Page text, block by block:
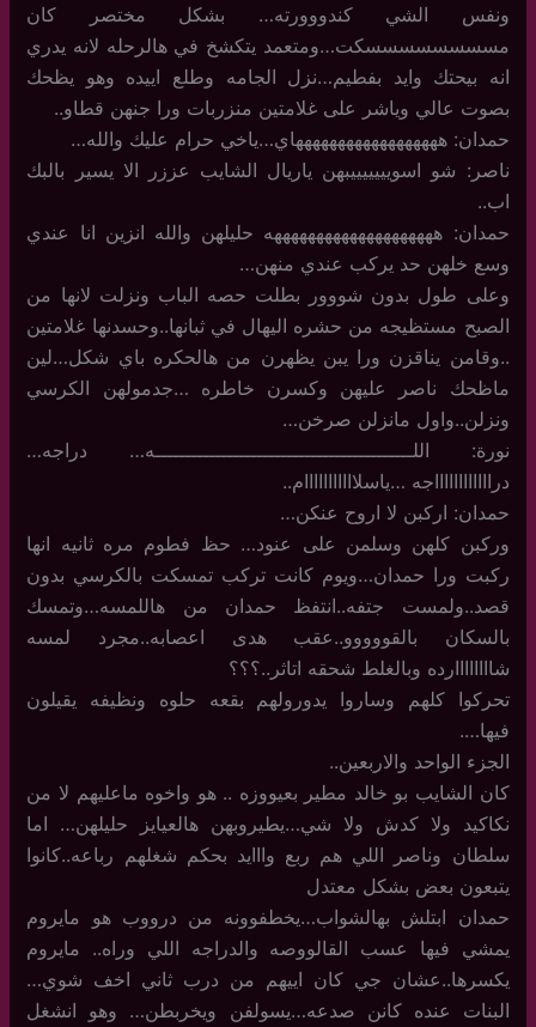
ونفس الشي كندووورته… بشكل مختصر كان
مسسسسسسسسكت…ومتعمد يتكشخ في هالرحله لانه يدري
انه بيحتك وايد بفطيم…نزل الجامه وطلع اييده وهو يظحك
بصوت عالي وياشر على غلامتين منزربات ورا جنهن قطاو..
حمدان: ههههههههههههههههههاي…ياخي حرام عليك والله…
ناصر: شو اسويييييييبهن ياريال الشايب عززر الا يسير بالبك
اب..
حمدان: ههههههههههههههههههههه حليلهن والله انزين انا عندي
وسع خلهن حد يركب عندي منهن…
وعلى طول بدون شووور بطلت حصه الباب ونزلت لانها من
الصبح مستظيجه من حشره اليهال في ثبانها..وحسدنها غلامتين
..وقامن يناقزن ورا يبن يظهرن من هالحكره باي شكل…لين
ماظحك ناصر عليهن وكسرن خاطره …جدمولهن الكرسي
ونزلن..واول مانزلن صرخن…
نورة: اللـــــــــــــــــــــــــــــــــــــــــــه… دراجه…
درااااااااااااجه …ياسلااااااااااام..
حمدان: اركبن لا اروح عنكن…
وركبن كلهن وسلمن على عنود… حظ فطوم مره ثانيه انها
ركبت ورا حمدان…ويوم كانت تركب تمسكت بالكرسي بدون
قصد..ولمست جتفه..انتفظ حمدان من هاللمسه…وتمسك
بالسكان بالقووووو..عقب هدى اعصابه..مجرد لمسه
شاااااااارده وبالغلط شحقه اتاثر..؟؟؟
تحركوا كلهم وساروا يدورولهم بقعه حلوه ونظيفه يقيلون
فيها….
الجزء الواحد والاربعين..
كان الشايب بو خالد مطير بعيووزه .. هو واخوه ماعليهم لا من
نكاكيد ولا كدش ولا شي…يطيروبهن هالعيايز حليلهن… اما
سلطان وناصر اللي هم ربع وااايد بحكم شغلهم رباعه..كانوا
يتبعون بعض بشكل معتدل
حمدان ابتلش بهالشواب…يخطفوونه من درووب هو مايروم
يمشي فيها عسب القالووصه والدراجه اللي وراه.. مايروم
يكسرها..عشان جي كان اييهم من درب ثاني اخف شوي…
البنات عنده كانن صدعه…يسولفن ويخربطن… وهو انشغل